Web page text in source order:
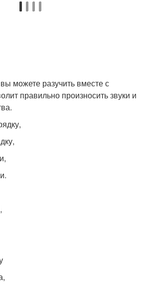
можете разучить вместе с
правильно произносить звуки и